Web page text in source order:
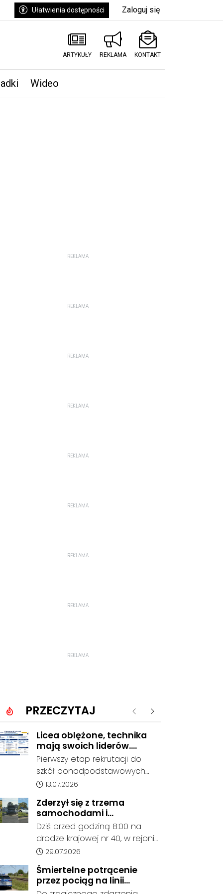
Ułatwienia dostępności Zaloguj się
ARTYKUŁY REKLAMA KONTAKT
Wideo
REKLAMA
REKLAMA
REKLAMA
REKLAMA
REKLAMA
REKLAMA
REKLAMA
REKLAMA
REKLAMA
PRZECZYTAJ Poprzednie
Następne
Licea oblężone, technika
mają swoich liderów.
Znamy wstępne wyniki
rekrutacji do szkół w
powiecie
Pierwszy etap rekrutacji do
szkół ponadpodstawowych
prowadzonych przez Powiat
pokazuje coraz wyraźniejsze
preferencje tegorocznych
absolwentów szkół
podstawowych. Dane dotyczą
kandydatów, którzy wskazali
dany oddział jako pierwszy
wybór, dlatego nie stanowią
jeszcze ostatecznego wyniku
Data dodania artykułu:
13.07.2026
Zderzył się z trzema
samochodami i
kontynuował jazdę. Seria
kolizji na Drodze Krajowej
nr 40
Dziś przed godziną 8:00 na
drodze krajowej nr 40, w rejonie
ronda im. Witolda Pileckiego
oraz ronda w Reńskiej Wsi,
doszło do serii zdarzeń
drogowych z udziałem trzech
Data dodania artykułu:
29.07.2026
Śmiertelne potrącenie
przez pociąg na linii
Kędzierzyn-Koźle - Gliwice.